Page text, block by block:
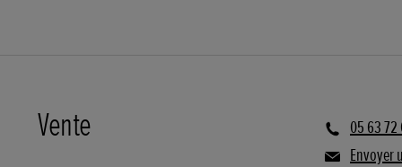
Vente
05 63 72
Envoyer